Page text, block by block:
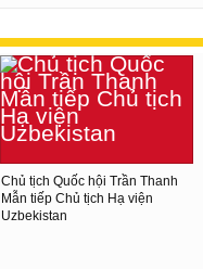
Chủ tịch Quốc hội Trần Thanh
Mẫn tiếp Chủ tịch Hạ viện
Uzbekistan